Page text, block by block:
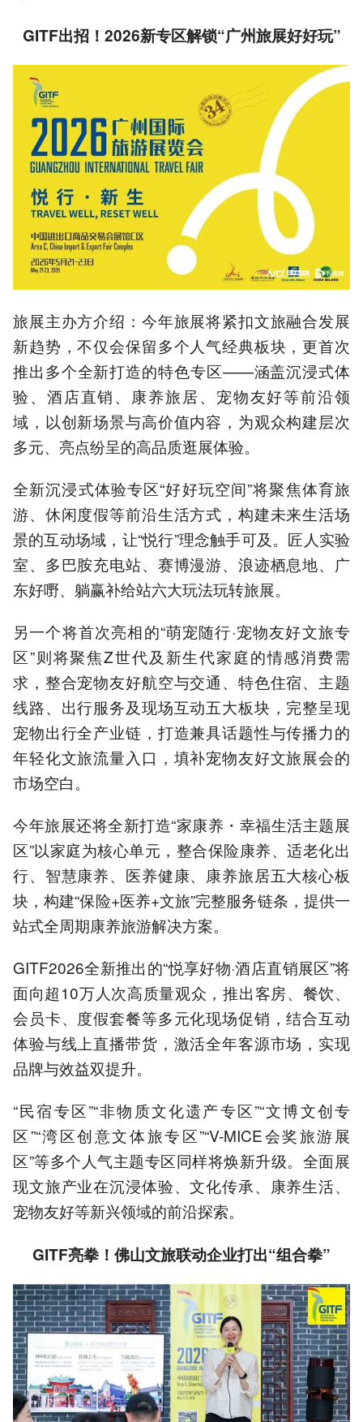
GITF出招！2026新专区解锁“广州旅展好好玩”
旅展主办方介绍：今年旅展将紧扣文旅融合发展
新趋势，不仅会保留多个人气经典板块，更首次
推出多个全新打造的特色专区——涵盖沉浸式体
验、酒店直销、康养旅居、宠物友好等前沿领
域，以创新场景与高价值内容，为观众构建层次
多元、亮点纷呈的高品质逛展体验。
全新沉浸式体验专区“好好玩空间”将聚焦体育旅
游、休闲度假等前沿生活方式，构建未来生活场
景的互动场域，让“悦行”理念触手可及。匠人实验
室、多巴胺充电站、赛博漫游、浪迹栖息地、广
东好嘢、躺赢补给站六大玩法玩转旅展。
另一个将首次亮相的“萌宠随行·宠物友好文旅专
区”则将聚焦Z世代及新生代家庭的情感消费需
求，整合宠物友好航空与交通、特色住宿、主题
线路、出行服务及现场互动五大板块，完整呈现
宠物出行全产业链，打造兼具话题性与传播力的
年轻化文旅流量入口，填补宠物友好文旅展会的
市场空白。
今年旅展还将全新打造“家康养・幸福生活主题展
区”以家庭为核心单元，整合保险康养、适老化出
行、智慧康养、医养健康、康养旅居五大核心板
块，构建“保险+医养+文旅”完整服务链条，提供一
站式全周期康养旅游解决方案。
GITF2026全新推出的“悦享好物·酒店直销展区”将
面向超10万人次高质量观众，推出客房、餐饮、
会员卡、度假套餐等多元化现场促销，结合互动
体验与线上直播带货，激活全年客源市场，实现
品牌与效益双提升。
“民宿专区”“非物质文化遗产专区”“文博文创专
区”“湾区创意文体旅专区”“V-MICE会奖旅游展
区”等多个人气主题专区同样将焕新升级。全面展
现文旅产业在沉浸体验、文化传承、康养生活、
宠物友好等新兴领域的前沿探索。
GITF亮拳 ！ 佛山文旅联动企业打出“组合拳”